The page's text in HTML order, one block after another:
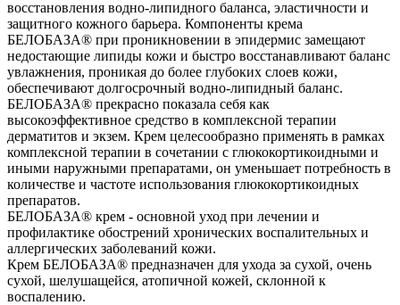
восстановления водно-липидного баланса, эластичности и
защитного кожного барьера. Компоненты крема
БЕЛОБАЗА® при проникновении в эпидермис замещают
недостающие липиды кожи и быстро восстанавливают баланс
увлажнения, проникая до более глубоких слоев кожи,
обеспечивают долгосрочный водно-липидный баланс.
БЕЛОБАЗА® прекрасно показала себя как
высокоэффективное средство в комплексной терапии
дерматитов и экзем. Крем целесообразно применять в рамках
комплексной терапии в сочетании с глюкокортикоидными и
иными наружными препаратами, он уменьшает потребность в
количестве и частоте использования глюкокортикоидных
препаратов.
БЕЛОБАЗА® крем - основной уход при лечении и
профилактике обострений хронических воспалительных и
аллергических заболеваний кожи.
Крем БЕЛОБАЗА® предназначен для ухода за сухой, очень
сухой, шелушащейся, атопичной кожей, склонной к
воспалению.